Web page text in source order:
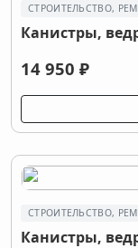
СТРОИТЕЛЬСТВО,
Канистры,
14 950 ₽
СТРОИТЕЛЬСТВО,
Канистры,